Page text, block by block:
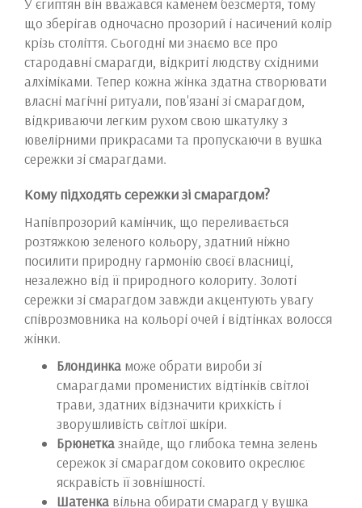
У єгиптян він вважався каменем безсмертя, тому
що зберігав одночасно прозорий і насичений колір
крізь століття. Сьогодні ми знаємо все про
стародавні смарагди, відкриті людству східними
алхіміками. Тепер кожна жінка здатна створювати
власні магічні ритуали, пов'язані зі смарагдом,
відкриваючи легким рухом свою шкатулку з
ювелірними прикрасами та пропускаючи в вушка
сережки зі смарагдами.
Кому підходять сережки зі смарагдом?
Напівпрозорий камінчик, що переливається
розтяжкою зеленого кольору, здатний ніжно
посилити природну гармонію своєї власниці,
незалежно від її природного колориту. Золоті
сережки зі смарагдом завжди акцентують увагу
співрозмовника на кольорі очей і відтінках волосся
жінки.
Блондинка може обрати вироби зі
смарагдами променистих відтінків світлої
трави, здатних відзначити крихкість і
зворушливість світлої шкіри.
Брюнетказнайде, що глибока темна зелень
сережок зі смарагдом соковито окреслює
яскравість її зовнішності.
Шатенка вільна обирати смарагд у вушка